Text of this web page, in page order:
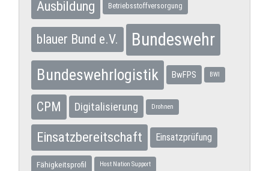
Ausbildung Betriebsstoffversorgung
blauer Bund e.V. Bundeswehr
Bundeswehrlogistik BwFPS BWI
CPM Digitalisierung Drohnen
Einsatzbereitschaft Einsatzprüfung
Fähigkeitsprofil Host Nation Support